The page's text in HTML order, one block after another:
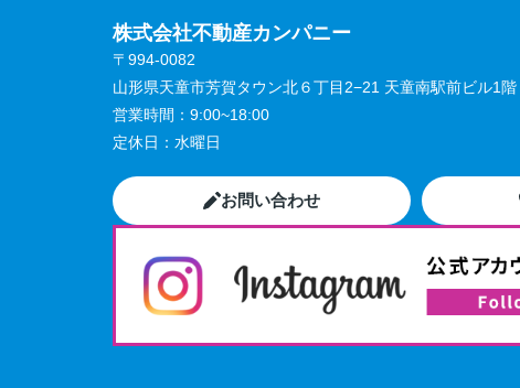
株式会社不動産カンパニー
〒994-0082
山形県天童市芳賀タウン北６丁目2−21 天童南駅前ビル1階
営業時間： 9:00~18:00
定休日： 水曜日
お問い合わせ